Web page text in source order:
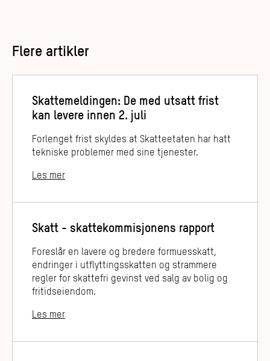
Flere artikler
Skattemeldingen: De med utsatt frist
kan levere innen 2. juli
Forlenget frist skyldes at Skatteetaten har hatt
tekniske problemer med sine tjenester.
Les mer
Skatt - skattekommisjonens rapport
Foreslår en lavere og bredere formuesskatt,
endringer i utflyttingsskatten og strammere
regler for skattefri gevinst ved salg av bolig og
fritidseiendom.
Les mer